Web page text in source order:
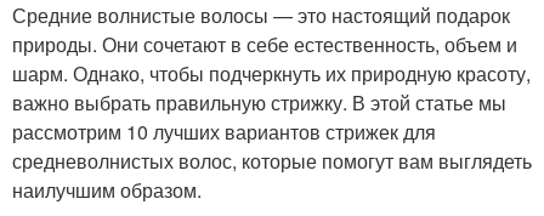
Средние волнистые волосы — это настоящий подарок
природы. Они сочетают в себе естественность, объем и
шарм. Однако, чтобы подчеркнуть их природную красоту,
важно выбрать правильную стрижку. В этой статье мы
рассмотрим 10 лучших вариантов стрижек для
средневолнистых волос, которые помогут вам выглядеть
наилучшим образом.